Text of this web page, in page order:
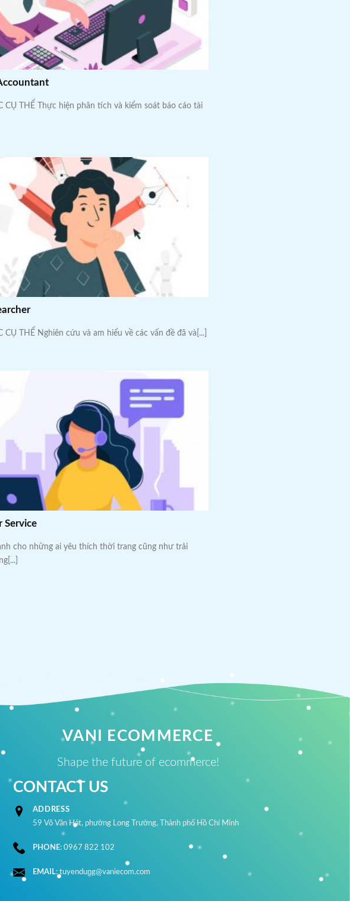
CỤ THỂ Thực hiện phân tích và kiểm soát báo cáo tài
CỤ THỂ Nghiên cứu và am hiểu về các vấn đề đã và[...]
Service
cho những ai yêu thích thời trang cũng như trải
VANI ECOMMERCE
Shape the future of ecommerce!
CONTACT US
ADDRESS
59 Võ Văn Hát, phường Long Trường, Thành phố Hồ Chí Minh
PHONE: 0967 822 102
EMAIL: tuyendung@vaniecom.com